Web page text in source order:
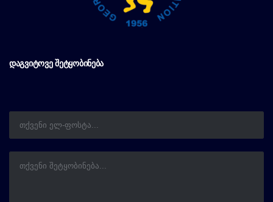
ᲓᲐᲒᲕᲘᲢᲝᲕᲔ ᲨᲔᲢᲧᲝᲑᲘᲜᲔᲑᲐ